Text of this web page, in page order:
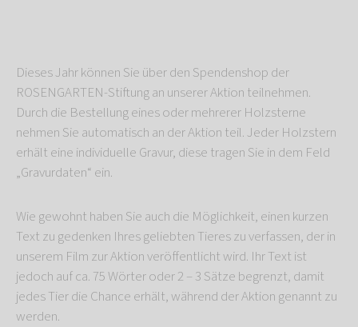
Dieses Jahr können Sie über den Spendenshop der
ROSENGARTEN-Stiftung an unserer Aktion teilnehmen.
Durch die Bestellung eines oder mehrerer Holzsterne
nehmen Sie automatisch an der Aktion teil. Jeder Holzstern
erhält eine individuelle Gravur, diese tragen Sie in dem Feld
„Gravurdaten“ ein.
Wie gewohnt haben Sie auch die Möglichkeit, einen kurzen
Text zu gedenken Ihres geliebten Tieres zu verfassen, der in
unserem Film zur Aktion veröffentlicht wird. Ihr Text ist
jedoch auf ca. 75 Wörter oder 2 – 3 Sätze begrenzt, damit
jedes Tier die Chance erhält, während der Aktion genannt zu
werden.